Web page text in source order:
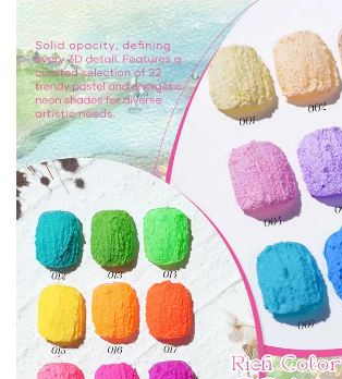
avantage concurrentiel OEM.